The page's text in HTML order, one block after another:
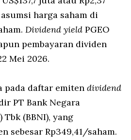
harga saham di
Dividend yield PGEO
pembayaran dividen
Mei 2026.
pada daftar emiten dividend
PT Bank Negara
Tbk (BBNI), yang
sebesar Rp349,41/saham.